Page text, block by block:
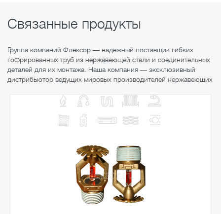
Связанные продукты
Группа компаний Флексор — надежный поставщик гибких
гофрированных труб из нержавеющей стали и соединительных
деталей для их монтажа. Наша компания — эксклюзивный
дистрибьютор ведущих мировых производителей нержавеющих